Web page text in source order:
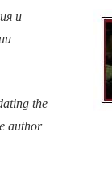
и
the
author